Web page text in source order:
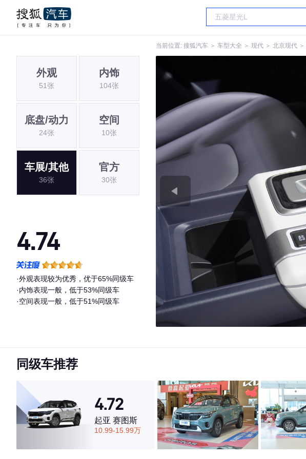
当前位置: 搜狐汽车 ＞ 车型大全 ＞ 现代 ＞ 北京现代 ＞
外观
51张
内饰
104张
底盘/动力
24张
空间
10张
车展/其他
36张
官方
30张
4.74
·外观表现较为优秀，优于65%同级车
·内饰表现一般，低于53%同级车
·空间表现一般，低于51%同级车
同级车推荐
4.72
起亚 赛图斯
10.99-15.99万